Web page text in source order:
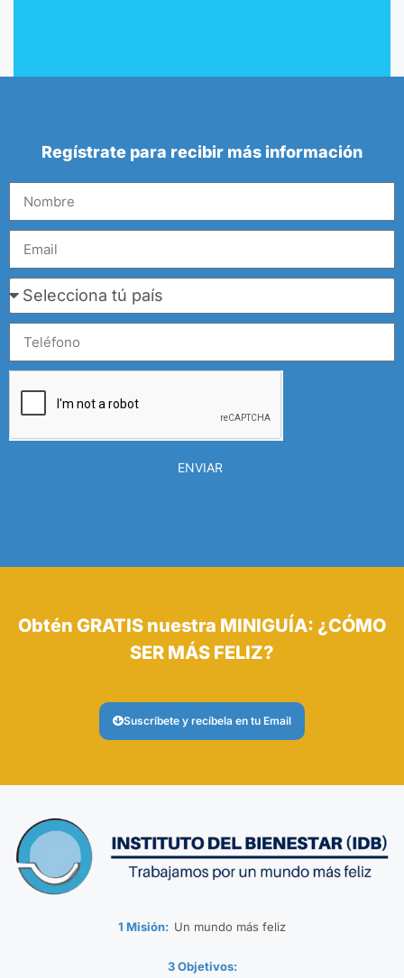
Regístrate para recibir más información
ENVIAR
Obtén GRATIS nuestra MINIGUÍA: ¿CÓMO
SER MÁS FELIZ?
Suscríbete y recíbela en tu Email
1 Misión: Un mundo más feliz
3 Objetivos: